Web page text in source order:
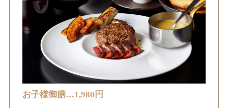
お子様御膳…1,980円